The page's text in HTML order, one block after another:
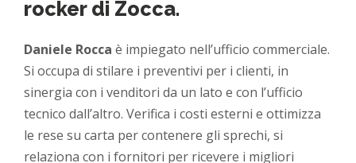
rocker di Zocca.
Daniele Rocca è impiegato nell’ufficio commerciale.
Si occupa di stilare i preventivi per i clienti, in
sinergia con i venditori da un lato e con l’ufficio
tecnico dall’altro. Verifica i costi esterni e ottimizza
le rese su carta per contenere gli sprechi, si
relaziona con i fornitori per ricevere i migliori